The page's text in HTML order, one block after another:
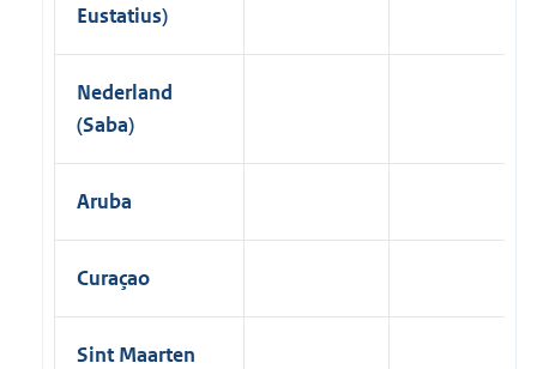
Eustatius)
Nederland
(Saba)
Aruba
Curaçao
Sint Maarten